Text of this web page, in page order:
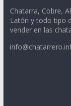
Chatarra, Cobre,
Latón y todo tipo
vender en las